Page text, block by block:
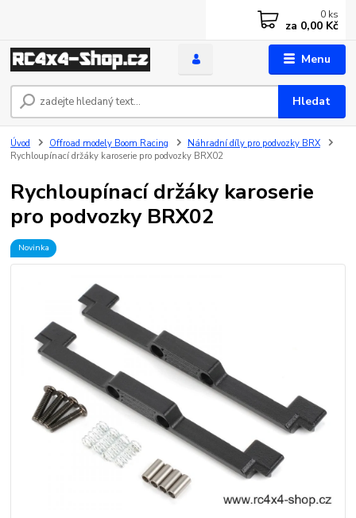
Menu
Hledat
0 ks
za 0,00 Kč
Úvod Offroad modely Boom Racing
Náhradní díly pro podvozky BRX
Rychloupínací držáky karoserie pro podvozky BRX02
Rychloupínací držáky karoserie
pro podvozky BRX02
Novinka